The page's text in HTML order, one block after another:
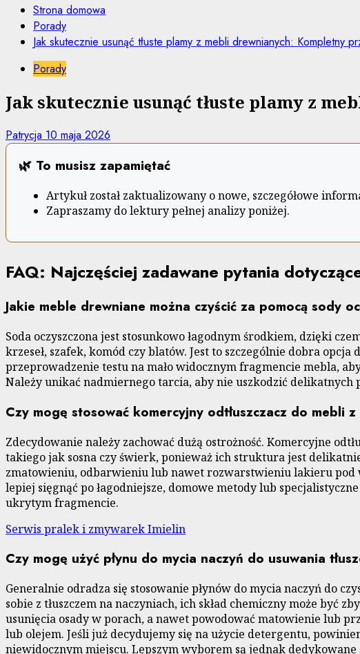
Strona domowa
Porady
Jak skutecznie usunąć tłuste plamy z mebli drewnianych: Kompletny
Porady
Jak skutecznie usunąć tłuste plamy z
Patrycja 10 maja 2026
🌿 To musisz zapamiętać
Artykuł został zaktualizowany o nowe, szczegółowe
Zapraszamy do lektury pełnej analizy poniżej.
FAQ: Najczęściej zadawane pytania
Jakie meble drewniane można czyścić za pomocą sody
Soda oczyszczona jest stosunkowo łagodnym środkiem, dzięki
krzeseł, szafek, komód czy blatów. Jest to szczególnie dobra
przeprowadzenie testu na mało widocznym fragmencie mebla,
Należy unikać nadmiernego tarcia, aby nie uszkodzić delikatnych
Czy mogę stosować komercyjny odtłuszczacz do mebli
Zdecydowanie należy zachować dużą ostrożność. Komercyjne
takiego jak sosna czy świerk, ponieważ ich struktura jest
zmatowieniu, odbarwieniu lub nawet rozwarstwieniu lakieru pod
lepiej sięgnąć po łagodniejsze, domowe metody lub
ukrytym fragmencie.
Serwis pralek i zmywarek Imielin
Czy mogę użyć płynu do mycia naczyń do usuwania
Generalnie odradza się stosowanie płynów do mycia naczyń do
sobie z tłuszczem na naczyniach, ich skład chemiczny może być
usunięcia osady w porach, a nawet powodować matowienie lub
lub olejem. Jeśli już decydujemy się na użycie detergentu,
niewidocznym miejscu. Lepszym wyborem są jednak